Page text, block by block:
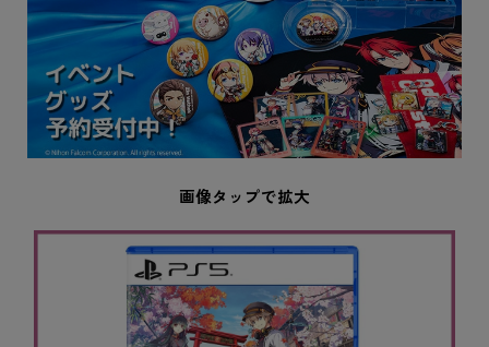
画像タップで拡大